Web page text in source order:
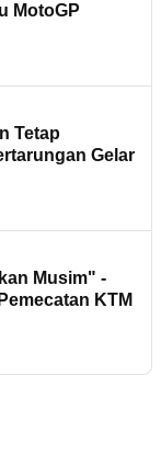
MotoGP
Tetap
Gelar
Musim" -
KTM